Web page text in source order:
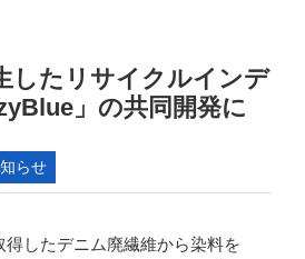
したリサイクルインデ
」の共同開発に
らせ
したデニム廃繊維から染料を